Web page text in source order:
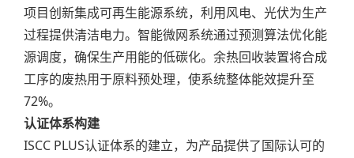
项目创新集成可再生能源系统，利用风电、光伏为生产
过程提供清洁电力。智能微网系统通过预测算法优化能
源调度，确保生产用能的低碳化。余热回收装置将合成
工序的废热用于原料预处理，使系统整体能效提升至
72%。
认证体系构建
ISCC PLUS认证体系的建立，为产品提供了国际认可的